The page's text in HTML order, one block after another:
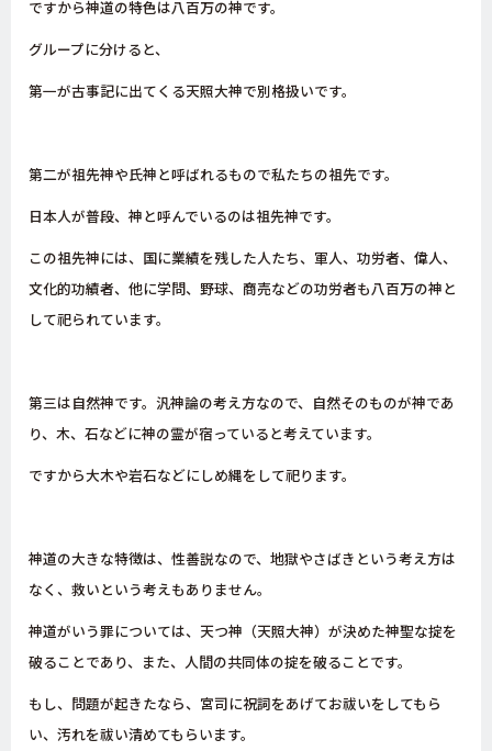
ですから神道の特色は八百万の神です。
グループに分けると、
第一が古事記に出てくる天照大神で別格扱いです。
第二が祖先神や氏神と呼ばれるもので私たちの祖先です。
日本人が普段、神と呼んでいるのは祖先神です。
この祖先神には、国に業績を残した人たち、軍人、功労者、偉人、
文化的功績者、他に学問、野球、商売などの功労者も八百万の神と
して祀られています。
第三は自然神です。汎神論の考え方なので、自然そのものが神であ
り、木、石などに神の霊が宿っていると考えています。
ですから大木や岩石などにしめ縄をして祀ります。
神道の大きな特徴は、性善説なので、地獄やさばきという考え方は
なく、救いという考えもありません。
神道がいう罪については、天つ神（天照大神）が決めた神聖な掟を
破ることであり、また、人間の共同体の掟を破ることです。
もし、問題が起きたなら、宮司に祝詞をあげてお祓いをしてもら
い、汚れを祓い清めてもらいます。